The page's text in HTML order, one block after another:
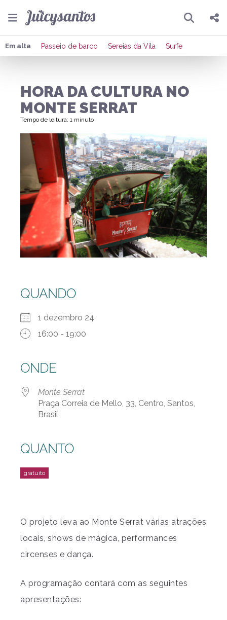
Pesquisar
Compartilhar
Enviar por Whatsapp
Publicar no X
Em alta Passeio de barco Sereias da Vila Surfe
HORA DA CULTURA NO
MONTE SERRAT
Tempo de leitura: 1 minuto
QUANDO
1 dezembro 24
16:00 - 19:00
ONDE
Monte Serrat
Praça Correia de Mello, 33, Centro, Santos,
Brasil
QUANTO
O projeto leva ao Monte Serrat várias atrações
locais, shows de mágica, performances
circenses e dança.
A programação contará com as seguintes
apresentações: